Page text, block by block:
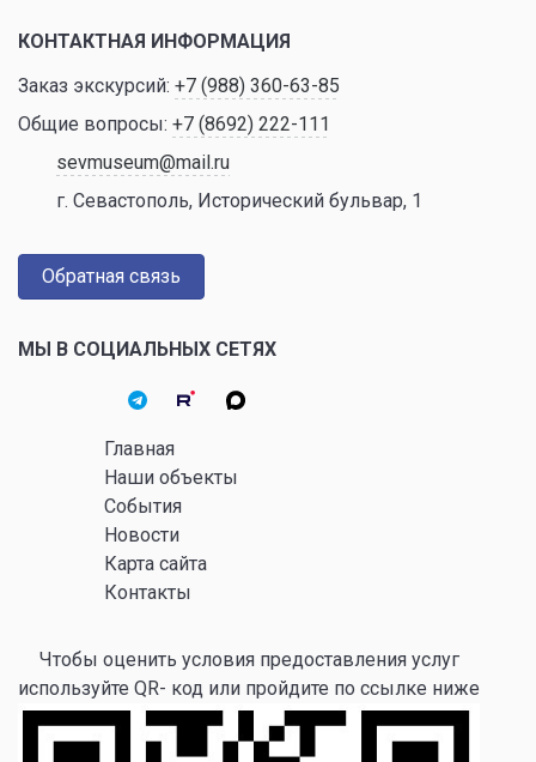
КОНТАКТНАЯ ИНФОРМАЦИЯ
Заказ экскурсий: +7 (988) 360-63-85
Общие вопросы: +7 (8692) 222-111
sevmuseum@mail.ru
г. Севастополь, Исторический бульвар, 1
Обратная связь
МЫ В СОЦИАЛЬНЫХ СЕТЯХ
Главная
Наши объекты
События
Новости
Карта сайта
Контакты
Чтобы оценить условия предоставления услуг
используйте QR- код или пройдите по ссылке ниже